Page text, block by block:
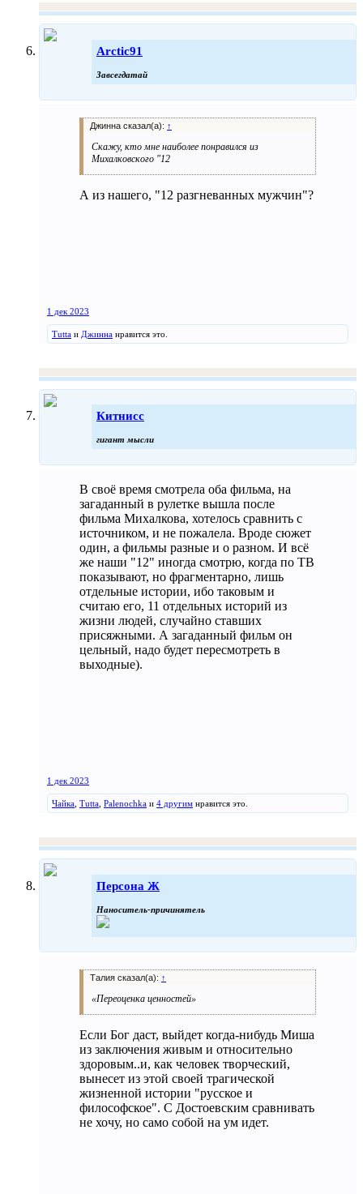
Arctic91
Завсегдатай
Джинна сказал(а): ↑
Скажу, кто мне наиболее понравился из
Михалковского "12
А из нашего, "12 разгневанных мужчин"?
1 дек 2023
Tutta и Джинна нравится это.
Китнисс
гигант мысли
В своё время смотрела оба фильма, на
загаданный в рулетке вышла после
фильма Михалкова, хотелось сравнить с
источником, и не пожалела. Вроде сюжет
один, а фильмы разные и о разном. И всё
же наши "12" иногда смотрю, когда по ТВ
показывают, но фрагментарно, лишь
отдельные истории, ибо таковым и
считаю его, 11 отдельных историй из
жизни людей, случайно ставших
присяжными. А загаданный фильм он
цельный, надо будет пересмотреть в
выходные).
1 дек 2023
Чайка Tutta Palenochka и 4 другим нравится это.
Персона Ж
Наноситель-причинятель
Талия сказал(а): ↑
«Переоценка ценностей»
Если Бог даст, выйдет когда-нибудь Миша
из заключения живым и относительно
здоровым..и, как человек творческий,
вынесет из этой своей трагической
жизненной истории "русское и
философское". С Достоевским сравнивать
не хочу, но само собой на ум идет.